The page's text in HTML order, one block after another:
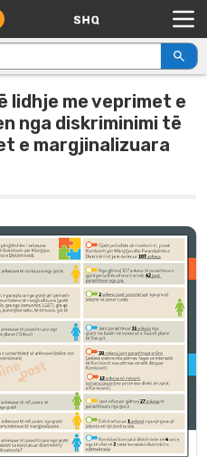
Main Navigation
me veprimet e
nga diskriminimi të
e margjinalizuara